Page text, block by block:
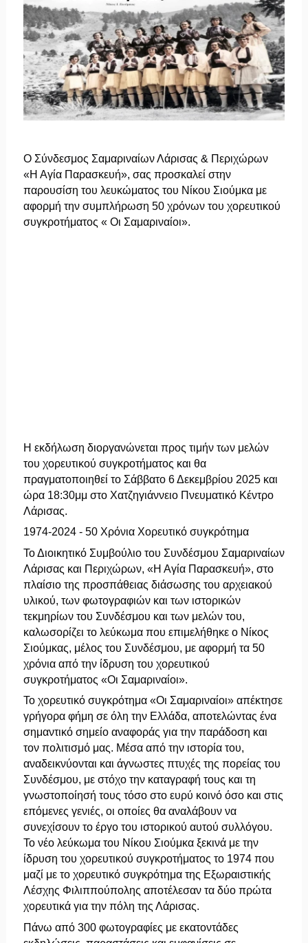
Ο Σύνδεσμος Σαμαριναίων Λάρισας & Περιχώρων
«Η Αγία Παρασκευή», σας προσκαλεί στην
παρουσίση του λευκώματος του Νίκου Σιούμκα με
αφορμή την συμπλήρωση 50 χρόνων του χορευτικού
συγκροτήματος « Οι Σαμαριναίοι».
Η εκδήλωση διοργανώνεται προς τιμήν των μελών
του χορευτικού συγκροτήματος και θα
πραγματοποιηθεί το Σάββατο 6 Δεκεμβρίου 2025 και
ώρα 18:30μμ στο Χατζηγιάννειο Πνευματικό Κέντρο
Λάρισας.
1974-2024 - 50 Χρόνια Χορευτικό συγκρότημα
Το Διοικητικό Συμβούλιο του Συνδέσμου Σαμαριναίων
Λάρισας και Περιχώρων, «Η Αγία Παρασκευή», στο
πλαίσιο της προσπάθειας διάσωσης του αρχειακού
υλικού, των φωτογραφιών και των ιστορικών
τεκμηρίων του Συνδέσμου και των μελών του,
καλωσορίζει το λεύκωμα που επιμελήθηκε ο Νίκος
Σιούμκας, μέλος του Συνδέσμου, με αφορμή τα 50
χρόνια από την ίδρυση του χορευτικού
συγκροτήματος «Οι Σαμαριναίοι».
Το χορευτικό συγκρότημα «Οι Σαμαριναίοι» απέκτησε
γρήγορα φήμη σε όλη την Ελλάδα, αποτελώντας ένα
σημαντικό σημείο αναφοράς για την παράδοση και
τον πολιτισμό μας. Μέσα από την ιστορία του,
αναδεικνύονται και άγνωστες πτυχές της πορείας του
Συνδέσμου, με στόχο την καταγραφή τους και τη
γνωστοποίησή τους τόσο στο ευρύ κοινό όσο και στις
επόμενες γενιές, οι οποίες θα αναλάβουν να
συνεχίσουν το έργο του ιστορικού αυτού συλλόγου.
Το νέο λεύκωμα του Νίκου Σιούμκα ξεκινά με την
ίδρυση του χορευτικού συγκροτήματος το 1974 που
μαζί με το χορευτικό συγκρότημα της Εξωραιστικής
Λέσχης Φιλιππούπολης αποτέλεσαν τα δύο πρώτα
χορευτικά για την πόλη της Λάρισας.
Πάνω από 300 φωτογραφίες με εκατοντάδες